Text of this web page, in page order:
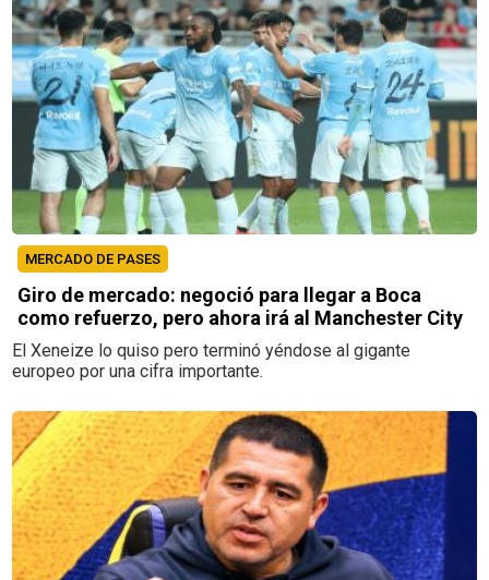
MERCADO DE PASES
Giro de mercado: negoció para llegar a Boca
como refuerzo, pero ahora irá al Manchester City
El Xeneize lo quiso pero terminó yéndose al gigante
europeo por una cifra importante.